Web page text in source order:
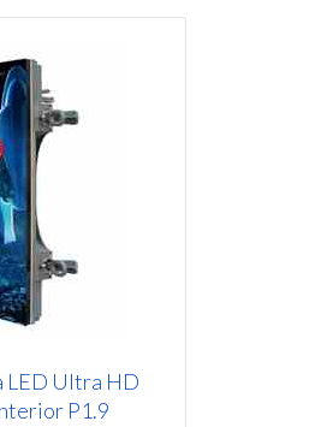
LED Ultra HD
P1.9